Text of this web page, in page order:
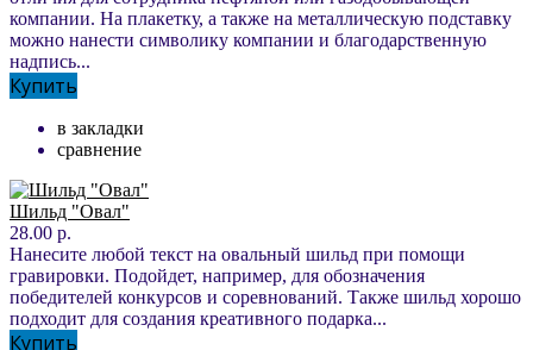
компании. На плакетку, а также на металлическую подставку
можно нанести символику компании и благодарственную
надпись...
Купить
в закладки
сравнение
Шильд "Овал"
28.00 р.
Нанесите любой текст на овальный шильд при помощи
гравировки. Подойдет, например, для обозначения
победителей конкурсов и соревнований. Также шильд хорошо
подходит для создания креативного подарка...
Купить